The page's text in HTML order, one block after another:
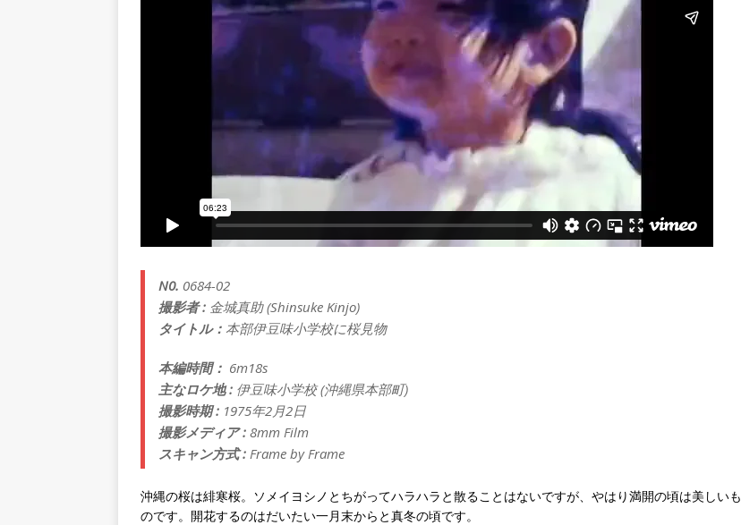
N0. 0684-02
撮影者 : 金城真助 (Shinsuke Kinjo)
タイトル： 本部伊豆味小学校に桜見物
本編時間： 6m18s
主なロケ地 : 伊豆味小学校 (沖縄県本部町)
撮影時期 : 1975年2月2日
撮影メディア : 8mm Film
スキャン方式 : Frame by Frame
沖縄の桜は緋寒桜。ソメイヨシノとちがってハラハラと散ることはないですが、やはり満開の頃は美しいも
のです。開花するのはだいたい一月末からと真冬の頃です。